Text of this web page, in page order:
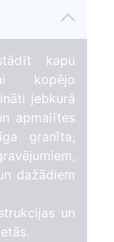
kapu
kopējo
jebkurā
apmalītes
granīta,
dažādiem
un